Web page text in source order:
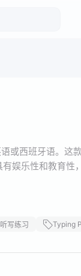
或西班牙语。这
娱乐性和教育性
听写练习 Typing